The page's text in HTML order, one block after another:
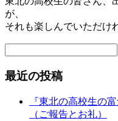
が、
それも楽しんでいただけ
最近の投稿
『東北の高校生の
（ご報告とお礼）